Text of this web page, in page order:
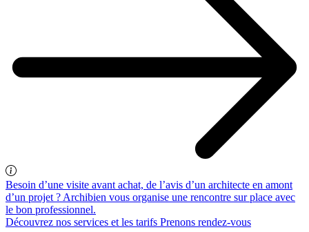
Besoin d’une visite avant achat, de l’avis d’un architecte en amont
d’un projet ? Archibien vous organise une rencontre sur place avec
le bon professionnel.
Découvrez nos services et les tarifs Prenons rendez-vous